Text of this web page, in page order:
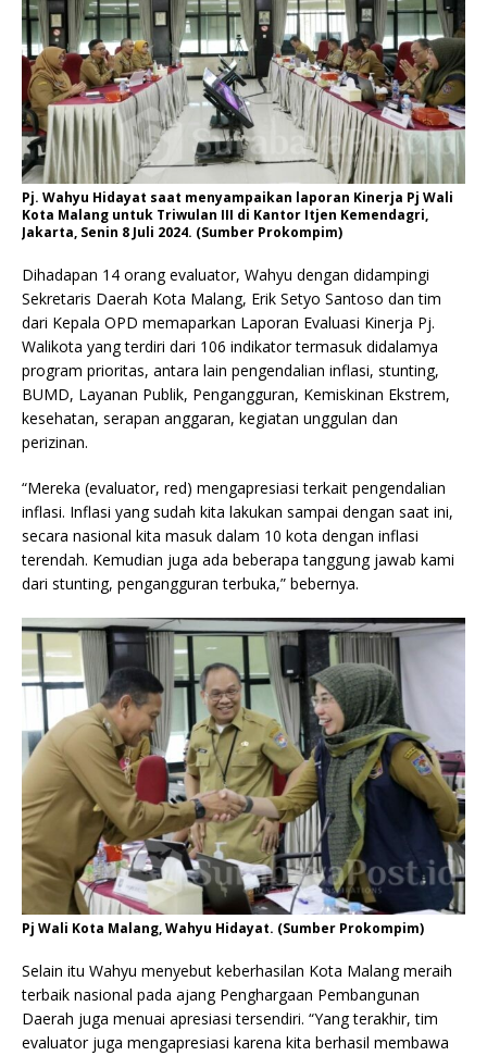
Pj. Wahyu Hidayat saat menyampaikan laporan Kinerja Pj Wali
Kota Malang untuk Triwulan III di Kantor Itjen Kemendagri,
Jakarta, Senin 8 Juli 2024. (Sumber Prokompim)
Dihadapan 14 orang evaluator, Wahyu dengan didampingi
Sekretaris Daerah Kota Malang, Erik Setyo Santoso dan tim
dari Kepala OPD memaparkan Laporan Evaluasi Kinerja Pj.
Walikota yang terdiri dari 106 indikator termasuk didalamya
program prioritas, antara lain pengendalian inflasi, stunting,
BUMD, Layanan Publik, Pengangguran, Kemiskinan Ekstrem,
kesehatan, serapan anggaran, kegiatan unggulan dan
perizinan.
“Mereka (evaluator, red) mengapresiasi terkait pengendalian
inflasi. Inflasi yang sudah kita lakukan sampai dengan saat ini,
secara nasional kita masuk dalam 10 kota dengan inflasi
terendah. Kemudian juga ada beberapa tanggung jawab kami
dari stunting, pengangguran terbuka,” bebernya.
Pj Wali Kota Malang, Wahyu Hidayat. (Sumber Prokompim)
Selain itu Wahyu menyebut keberhasilan Kota Malang meraih
terbaik nasional pada ajang Penghargaan Pembangunan
Daerah juga menuai apresiasi tersendiri. “Yang terakhir, tim
evaluator juga mengapresiasi karena kita berhasil membawa